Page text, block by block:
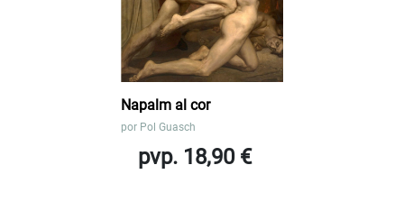
Napalm al cor
por Pol Guasch
pvp. 18,90 €